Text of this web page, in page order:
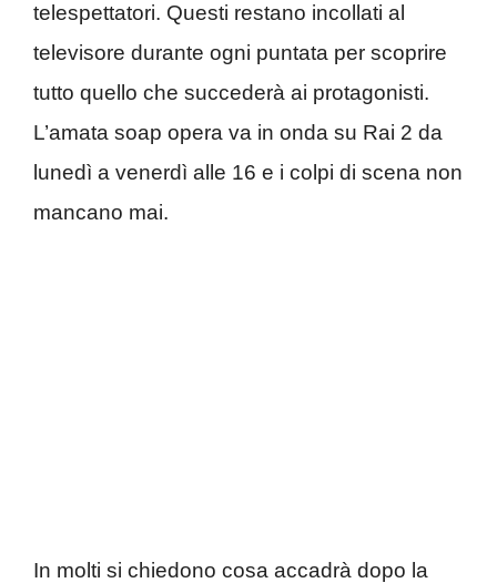
telespettatori. Questi restano incollati al
televisore durante ogni puntata per scoprire
tutto quello che succederà ai protagonisti.
L’amata soap opera va in onda su Rai 2 da
lunedì a venerdì alle 16 e i colpi di scena non
mancano mai.
In molti si chiedono cosa accadrà dopo la